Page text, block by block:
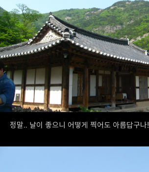
정말.. 날이 좋으니 어떻게 찍어도 아름답구나!